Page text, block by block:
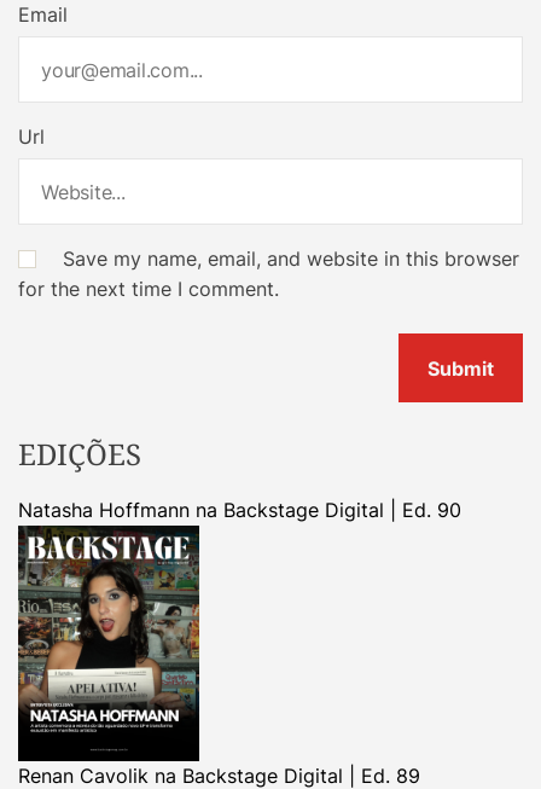
Email
Url
Save my name, email, and website in this browser
for the next time I comment.
EDIÇÕES
Natasha Hoffmann na Backstage Digital | Ed. 90
Renan Cavolik na Backstage Digital | Ed. 89